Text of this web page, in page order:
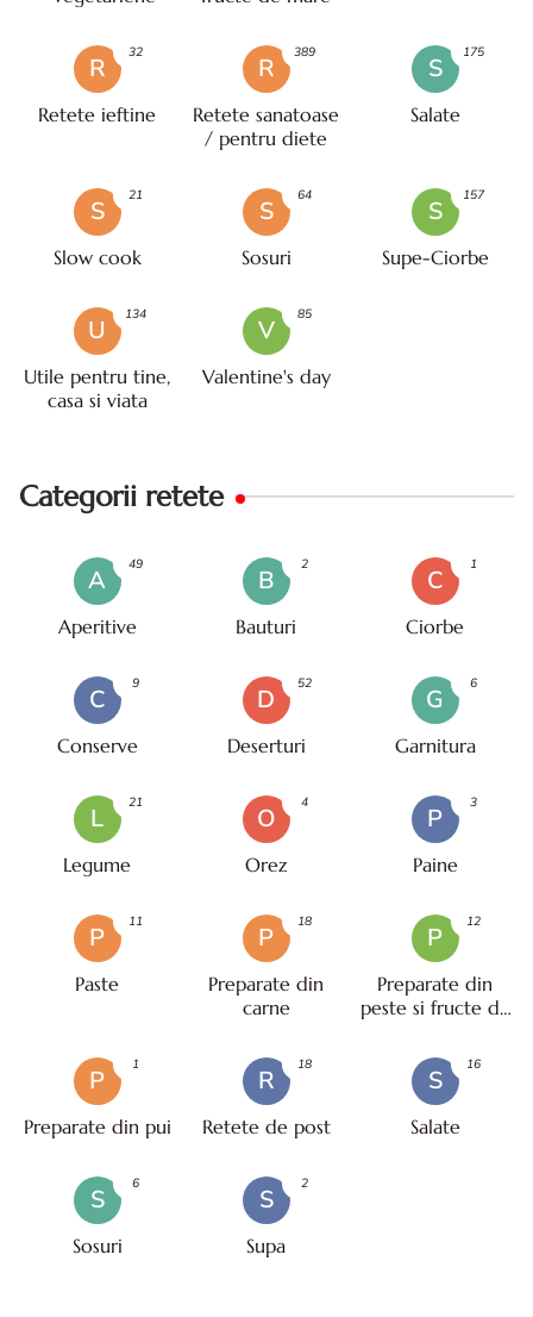
R
Retete ieftine
32
R
Retete sanatoase
/ pentru diete
389
S
Salate
175
S
Slow cook
21
S
Sosuri
64
S
Supe-Ciorbe
157
U
Utile pentru tine,
casa si viata
134
V
Valentine's day
85
Categorii retete
A
Aperitive
49
B
Bauturi
2
C
Ciorbe
1
C
Conserve
9
D
Deserturi
52
G
Garnitura
6
L
Legume
21
O
Orez
4
P
Paine
3
P
Paste
11
P
Preparate din
carne
18
P
Preparate din
peste si fructe de
12
P
Preparate din pui
1
R
Retete de post
18
S
Salate
16
S
Sosuri
6
S
Supa
2